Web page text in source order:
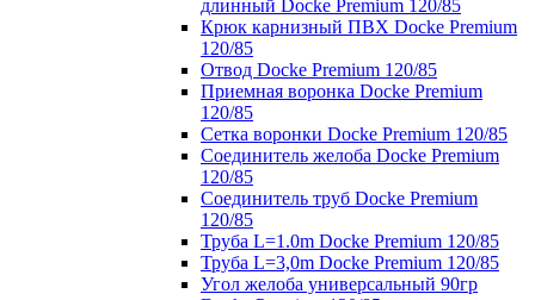
длинный Docke Premium 120/85
Крюк карнизный ПВХ Docke Premium
120/85
Отвод Docke Premium 120/85
Приемная воронка Docke Premium
120/85
Сетка воронки Docke Premium 120/85
Соединитель желоба Docke Premium
120/85
Соединитель труб Docke Premium
120/85
Труба L=1.0m Docke Premium 120/85
Труба L=3,0m Docke Premium 120/85
Угол желоба универсальный 90гр